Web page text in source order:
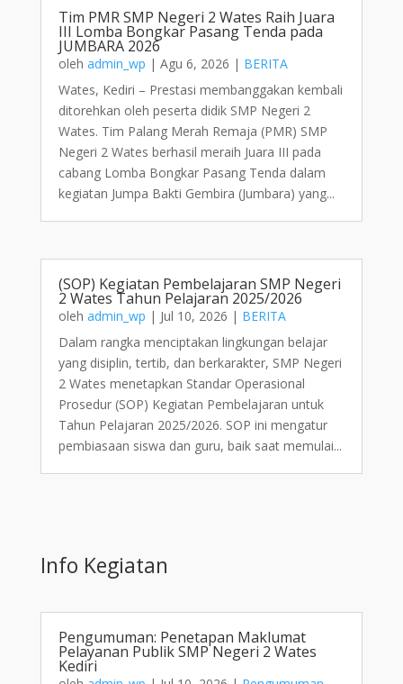
Tim PMR SMP Negeri 2 Wates Raih Juara
III Lomba Bongkar Pasang Tenda pada
JUMBARA 2026
oleh admin_wp | Agu 6, 2026 | BERITA
Wates, Kediri – Prestasi membanggakan kembali
ditorehkan oleh peserta didik SMP Negeri 2
Wates. Tim Palang Merah Remaja (PMR) SMP
Negeri 2 Wates berhasil meraih Juara III pada
cabang Lomba Bongkar Pasang Tenda dalam
kegiatan Jumpa Bakti Gembira (Jumbara) yang...
(SOP) Kegiatan Pembelajaran SMP Negeri
2 Wates Tahun Pelajaran 2025/2026
oleh admin_wp | Jul 10, 2026 | BERITA
Dalam rangka menciptakan lingkungan belajar
yang disiplin, tertib, dan berkarakter, SMP Negeri
2 Wates menetapkan Standar Operasional
Prosedur (SOP) Kegiatan Pembelajaran untuk
Tahun Pelajaran 2025/2026. SOP ini mengatur
pembiasaan siswa dan guru, baik saat memulai...
Info Kegiatan
Pengumuman: Penetapan Maklumat
Pelayanan Publik SMP Negeri 2 Wates
Kediri